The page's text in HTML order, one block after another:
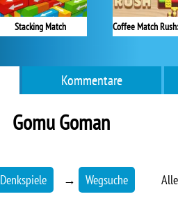
Stacking Match
Kommentare
Gomu Goman
Denkspiele → Wegsuche